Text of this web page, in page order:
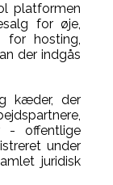
platformen
for øje,
for hosting,
der indgås
kæder, der
- offentlige
under
juridisk